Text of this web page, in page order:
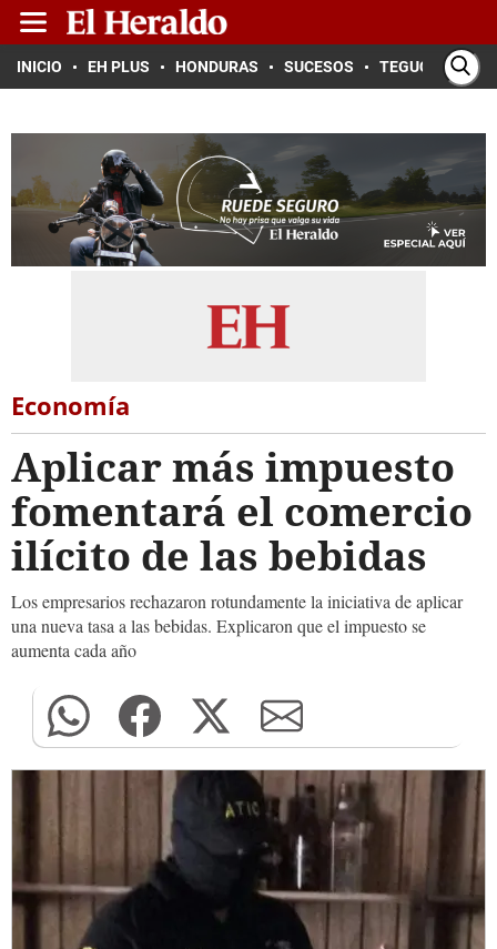
INICIO EH PLUS HONDURAS SUCESOS TEGUCIGALPA
Economía
Aplicar más impuesto
fomentará el comercio
ilícito de las bebidas
Los empresarios rechazaron rotundamente la iniciativa de aplicar
una nueva tasa a las bebidas. Explicaron que el impuesto se
aumenta cada año